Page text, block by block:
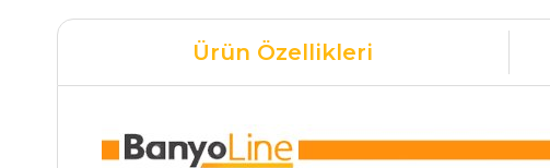
Ürün Özellikleri